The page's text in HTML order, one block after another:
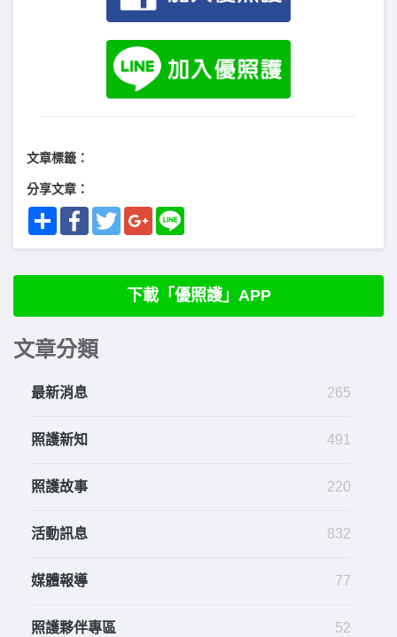
文章標籤：
分享文章：
Share FacebookTwitterGoogle+
下載「優照護」APP
文章分類
最新消息 265
照護新知 491
照護故事 220
活動訊息 832
媒體報導 77
照護夥伴專區 52